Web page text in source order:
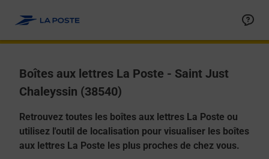
Boîtes aux lettres La Poste - Saint Just
Chaleyssin (38540)
Retrouvez toutes les boîtes aux lettres La Poste ou
utilisez l'outil de localisation pour visualiser les boîtes
aux lettres La Poste les plus proches de chez vous.